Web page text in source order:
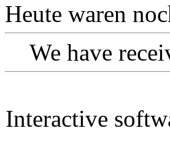
Heute waren
We have
Interactive